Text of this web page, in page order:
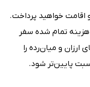
خواهید پرداخت.
تمام شده سفر
و میان‌رده را
پایین‌تر شود.